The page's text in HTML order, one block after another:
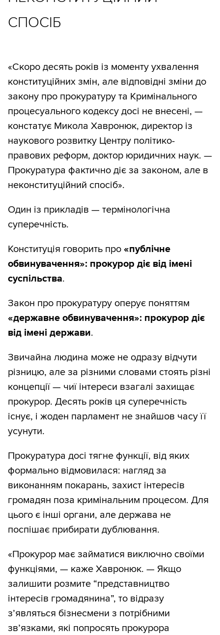
СПОСІБ
«Скоро десять років із моменту ухвалення
конституційних змін, але відповідні зміни до
закону про прокуратуру та Кримінального
процесуального кодексу досі не внесені, —
констатує Микола Хавронюк, директор із
наукового розвитку Центру політико-
правових реформ, доктор юридичних наук. —
Прокуратура фактично діє за законом, але в
неконституційний спосіб».
Один із прикладів — термінологічна
суперечність.
Конституція говорить про «публічне
обвинувачення»: прокурор діє від імені
суспільства.
Закон про прокуратуру оперує поняттям
«державне обвинувачення»: прокурор діє
від імені держави.
Звичайна людина може не одразу відчути
різницю, але за різними словами стоять різні
концепції — чиї інтереси взагалі захищає
прокурор. Десять років ця суперечність
існує, і жоден парламент не знайшов часу її
усунути.
Прокуратура досі тягне функції, від яких
формально відмовилася: нагляд за
виконанням покарань, захист інтересів
громадян поза кримінальним процесом. Для
цього є інші органи, але держава не
поспішає прибирати дублювання.
«Прокурор має займатися виключно своїми
функціями, — каже Хавронюк. — Якщо
залишити розмите “представництво
інтересів громадянина”, то відразу
з’являться бізнесмени з потрібними
зв’язками, які попросять прокурора